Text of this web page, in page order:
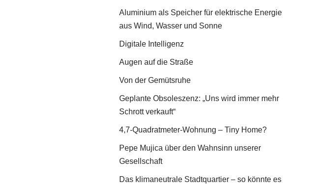
Aluminium als Speicher für elektrische Energie
aus Wind, Wasser und Sonne
Digitale Intelligenz
Augen auf die Straße
Von der Gemütsruhe
Geplante Obsoleszenz: „Uns wird immer mehr
Schrott verkauft“
4,7-Quadratmeter-Wohnung – Tiny Home?
Pepe Mujica über den Wahnsinn unserer
Gesellschaft
Das klimaneutrale Stadtquartier – so könnte es